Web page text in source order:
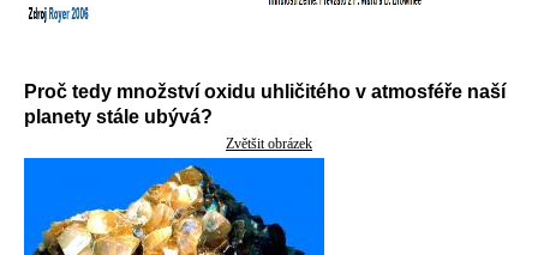
Proč tedy množství oxidu uhličitého v atmosféře naší
planety stále ubývá?
Zvětšit obrázek